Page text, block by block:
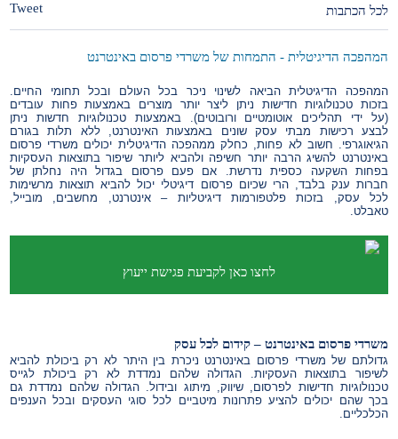
לכל הכתבות Tweet
המהפכה הדיגיטלית - התמחות של משרדי פרסום באינטרנט
המהפכה הדיגיטלית הביאה לשינוי ניכר בכל העולם ובכל תחומי החיים.
בזכות טכנולוגיות חדישות ניתן ליצר יותר מוצרים באמצעות פחות עובדים
(על ידי תהליכים אוטומטיים ורובוטים). באמצעות טכנולוגיות חדשות ניתן
לבצע רכישות מבתי עסק שונים באמצעות האינטרנט, ללא תלות בגורם
הגיאוגרפי. חשוב לא פחות, כחלק ממהפכה הדיגיטלית יכולים משרדי פרסום
באינטרנט להשיג הרבה יותר חשיפה ולהביא ליותר שיפור בתוצאות העסקיות
בפחות השקעה כספית נדרשת. אם פעם פרסום בגדול היה נחלתן של
חברות ענק בלבד, הרי שכיום פרסום דיגיטלי יכול להביא תוצאות מרשימות
לכל עסק, בזכות פלטפורמות דיגיטליות – אינטרנט, מחשבים, מובייל,
טאבלט.
לחצו כאן לקביעת פגישת ייעוץ
משרדי פרסום באינטרנט – קידום לכל עסק
גדולתם של משרדי פרסום באינטרנט ניכרת בין היתר לא רק ביכולת להביא
לשיפור בתוצאות העסקיות. הגדולה שלהם נמדדת לא רק ביכולת לגייס
טכנולוגיות חדישות לפרסום, שיווק, מיתוג ובידול. הגדולה שלהם נמדדת גם
בכך שהם יכולים להציע פתרונות מיטביים לכל סוגי העסקים ובכל הענפים
הכלכליים.